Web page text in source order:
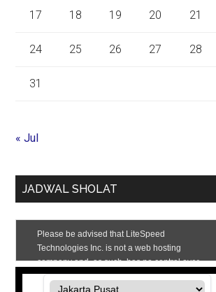
17 18 19 20 21
24 25 26 27 28
31
« Jul
JADWAL SHOLAT